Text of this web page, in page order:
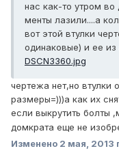
нас как-то утром во
менты лазили....а
вот этой втулки
одинаковые) и ее
DSCN3360.jpg
чертежа нет,но втулки
размеры=)))а как их
если выкрутить болты
домкрата еще не
Изменено 2 мая, 2013